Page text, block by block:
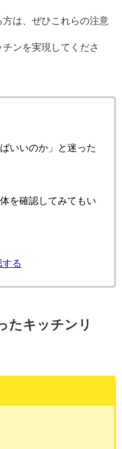
は、ぜひこれらの注意
ンを実現してくださ
いいのか」と迷った
を確認してみてもい
る
たキッチンリ